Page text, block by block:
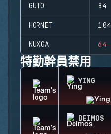
GUTO 84
HORNET 104
NUXGA 64
特勤幹員禁用
YING
DEIMOS